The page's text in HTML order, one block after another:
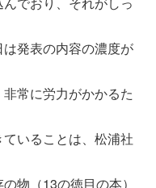
発表の内容の濃度が
常に労力がかかるた
いることは、松浦社
物（13の徳目の本）